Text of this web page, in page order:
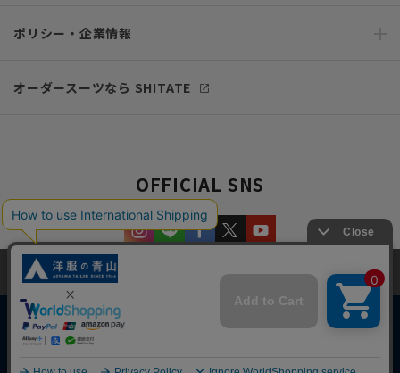
ポリシー・企業情報
オーダースーツなら SHITATE
OFFICIAL SNS
当サイトでは、快適な閲覧体験とコンテンツ改善のためにCookieを使用
しています。閲覧を続けることで、Cookieの使用に同意したものとみな
します。詳細については